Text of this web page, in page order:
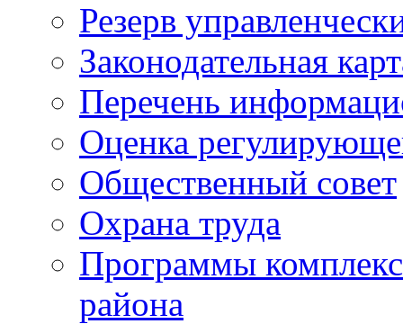
Резерв
Законодательная
Перечень
Оценка
Общественный совет
Охрана труда
Программы
района